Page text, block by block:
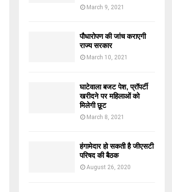
March 9, 2021
पौधारोपण की जांच कराएगी
राज्य सरकार
March 10, 2021
घाटेवाला बजट पेश, प्रॉपर्टी
खरीदने पर महिलाओं को
मिलेगी छूट
March 8, 2021
हंगामेदार हो सकती है जीएसटी
परिषद की बैठक
August 26, 2020